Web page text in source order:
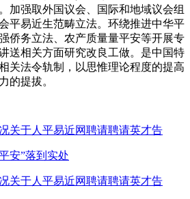
加强取外国议会、国际和地域议会组
平易近生范畴立法。环绕推进中华平
侨务立法、农产质量量平安等开展专
送相关方面研究改良工做。是中国特
关法令轨制，以思惟理论程度的提高
的提拔。
关于人平易近网聘请聘请英才告
安”落到实处
关于人平易近网聘请聘请英才告